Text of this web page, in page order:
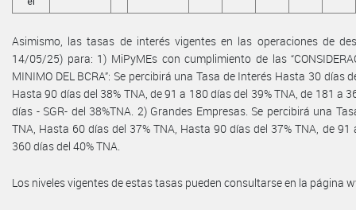
Asimismo, las tasas de interés vigentes en las operaciones de
14/05/25) para: 1) MiPyMEs con cumplimiento de las
MINIMO DEL BCRA”: Se percibirá una Tasa de Interés Hasta 30 días
Hasta 90 días del 38% TNA, de 91 a 180 días del 39% TNA, de 181 a
días - SGR- del 38%TNA. 2) Grandes Empresas. Se percibirá una
TNA, Hasta 60 días del 37% TNA, Hasta 90 días del 37% TNA, de
360 días del 40% TNA.
Los niveles vigentes de estas tasas pueden consultarse en la página